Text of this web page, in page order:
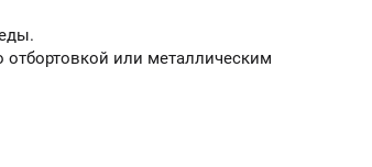
или металлическим